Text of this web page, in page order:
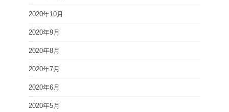
2020年10月
2020年9月
2020年8月
2020年7月
2020年6月
2020年5月